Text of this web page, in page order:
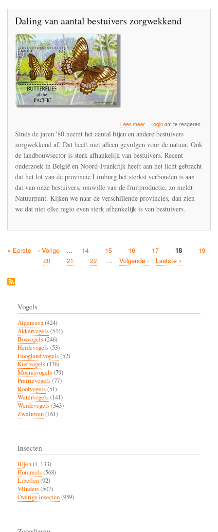
Daling van aantal bestuivers zorgwekkend
Lees meerover
Daling
aantal
bestuivers
zorgwekkend
Loginom te reageren
Sinds de jaren '80 neemt het aantal bijen en andere bestuivers
zorgwekkend af. Dat heeft niet alleen gevolgen voor de natuur. Ook
de landbouwsector is sterk afhankelijk van bestuivers. Recent
onderzoek in België en Noord-Frankrijk heeft aan het licht gebracht
dat het lot van de provincie Limburg het sterkst verbonden is aan
dat van onze bestuivers, omwille van de fruitproductie, zo meldt
Natuurpunt. Kijken we naar de verschillende provincies, dan zien
we dat niet elke regio even sterk afhankelijk is van bestuivers.
Paginatie
Eerste
« Eerste
Vorige
pagina
‹ Vorige … Pagina
14 Pagina
15 Pagina
16 Pagina
17
Huidige
pagina
18 Pagina
19
Pagina
20 Pagina
21 Pagina
22 …
Volgende
Volgende ›
Laatste
Laatste »
Vogels
Algemeen(424)
Akkervogels(544)
Bosvogels(246)
Heidevogels(53)
Hoogland vogels(52)
Kustvogels(176)
Moerasvogels(79)
Prairievogels(77)
Roofvogels(51)
Watervogels(141)
Weidevogels(343)
Zwaluwen(161)
Insecten
Bijen(1, 133)
Hommels(568)
Libellen(92)
Vlinders(507)
Overige insecten(959)